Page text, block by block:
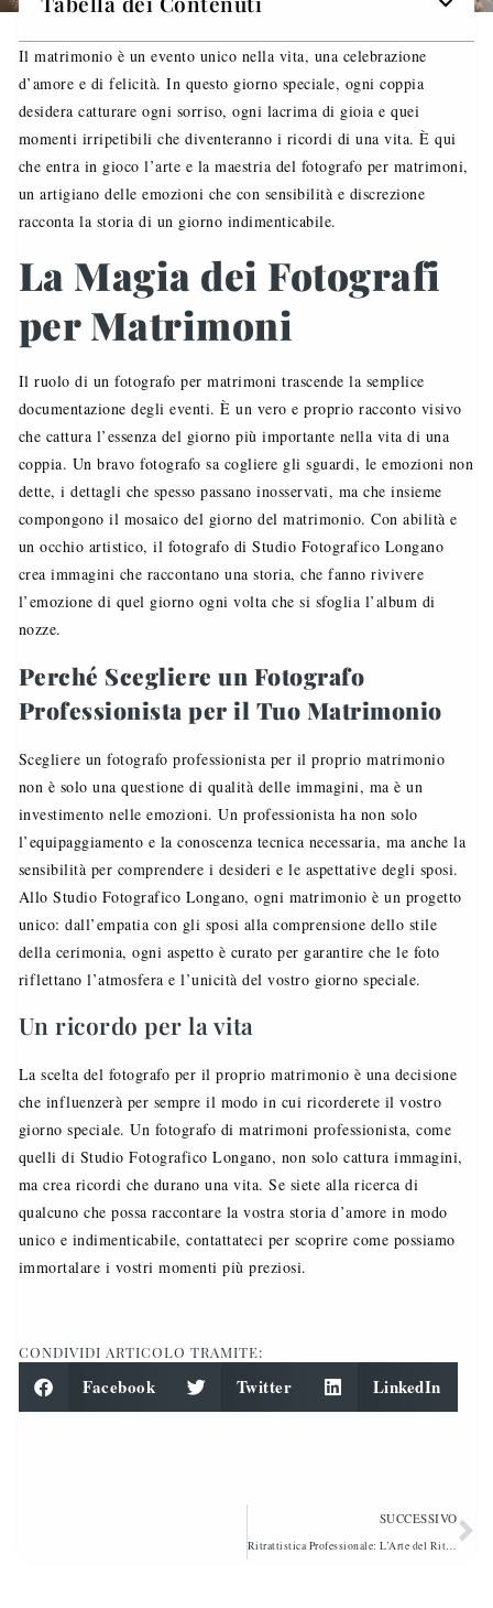
Il matrimonio è un evento unico nella vita, una celebrazione
d’amore e di felicità. In questo giorno speciale, ogni coppia
desidera catturare ogni sorriso, ogni lacrima di gioia e quei
momenti irripetibili che diventeranno i ricordi di una vita. È qui
che entra in gioco l’arte e la maestria del fotografo per matrimoni,
un artigiano delle emozioni che con sensibilità e discrezione
racconta la storia di un giorno indimenticabile.
La Magia dei Fotografi
per Matrimoni
Il ruolo di un fotografo per matrimoni trascende la semplice
documentazione degli eventi. È un vero e proprio racconto visivo
che cattura l’essenza del giorno più importante nella vita di una
coppia. Un bravo fotografo sa cogliere gli sguardi, le emozioni non
dette, i dettagli che spesso passano inosservati, ma che insieme
compongono il mosaico del giorno del matrimonio. Con abilità e
un occhio artistico, il fotografo di Studio Fotografico Longano
crea immagini che raccontano una storia, che fanno rivivere
l’emozione di quel giorno ogni volta che si sfoglia l’album di
nozze.
Perché Scegliere un Fotografo
Professionista per il Tuo Matrimonio
Scegliere un fotografo professionista per il proprio matrimonio
non è solo una questione di qualità delle immagini, ma è un
investimento nelle emozioni. Un professionista ha non solo
l’equipaggiamento e la conoscenza tecnica necessaria, ma anche la
sensibilità per comprendere i desideri e le aspettative degli sposi.
Allo Studio Fotografico Longano, ogni matrimonio è un progetto
unico: dall’empatia con gli sposi alla comprensione dello stile
della cerimonia, ogni aspetto è curato per garantire che le foto
riflettano l’atmosfera e l’unicità del vostro giorno speciale.
Un ricordo per la vita
La scelta del fotografo per il proprio matrimonio è una decisione
che influenzerà per sempre il modo in cui ricorderete il vostro
giorno speciale. Un fotografo di matrimoni professionista, come
quelli di Studio Fotografico Longano, non solo cattura immagini,
ma crea ricordi che durano una vita. Se siete alla ricerca di
qualcuno che possa raccontare la vostra storia d’amore in modo
unico e indimenticabile, contattateci per scoprire come possiamo
immortalare i vostri momenti più preziosi.
CONDIVIDI ARTICOLO TRAMITE:
Facebook Twitter LinkedIn
SUCCESSIVO
Ritrattistica Professionale: L’Arte del Ritratto Fotografico